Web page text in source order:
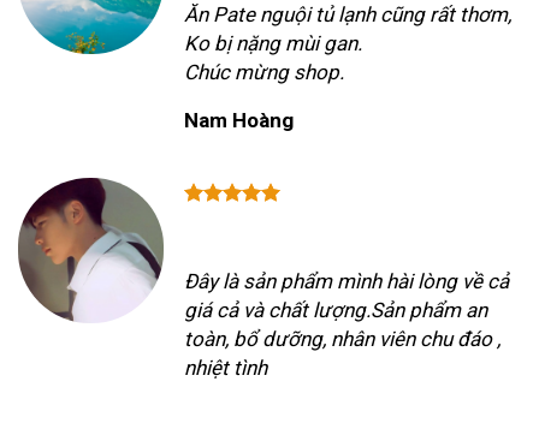
Ăn Pate nguội tủ lạnh cũng rất thơm,
Ko bị nặng mùi gan.
Chúc mừng shop.
Nam Hoàng
Đây là sản phẩm mình hài lòng về cả
giá cả và chất lượng.Sản phẩm an
toàn, bổ dưỡng, nhân viên chu đáo ,
nhiệt tình